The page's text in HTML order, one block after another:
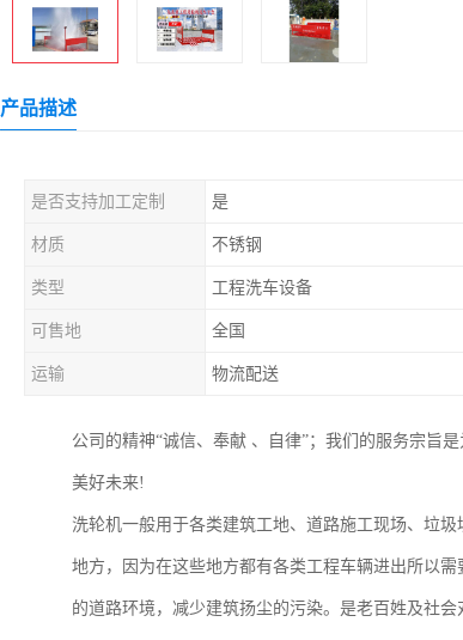
产品描述
是否支持加工定制 是
材质 不锈钢
类型 工程洗车设备
可售地 全国
运输 物流配送
公司的精神“诚信、奉献 、自律”；我们的服务宗旨
美好未来!
洗轮机一般用于各类建筑工地、道路施工现场、垃
地方，因为在这些地方都有各类工程车辆进出所以
的道路环境，减少建筑扬尘的污染。是老百姓及社会